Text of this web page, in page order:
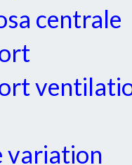
centrale
variation